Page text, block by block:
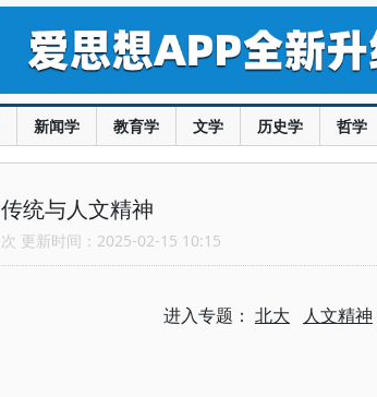
新闻学 教育学 文学 历史学 哲学
统与人文精神
更新时间：2025-02-15 10:15
进入专题： 北大 人文精神